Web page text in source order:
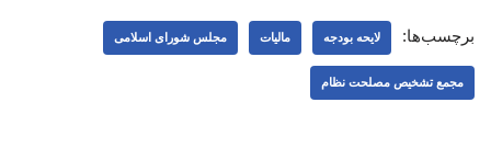
برچسب‌ها: لایحه بودجه مالیات مجلس شورای اسلامی
مجمع تشخیص مصلحت نظام